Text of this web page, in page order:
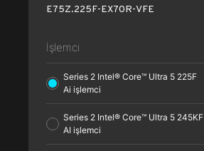
E75Z.225F-EX70R-VFE
İşlemci
Series 2 Intel® Core™ Ultra 5 225F
Ai işlemci
Series 2 Intel® Core™ Ultra 5 245KF
AI işlemci